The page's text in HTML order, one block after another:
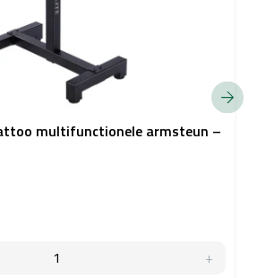
multifunctionele armsteun –